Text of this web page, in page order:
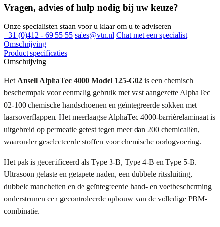
Vragen, advies of hulp nodig bij uw keuze?
Onze specialisten staan voor u klaar om u te adviseren
+31 (0)412 - 69 55 55 sales@vtn.nl Chat met een specialist
Omschrijving
Product specificaties
Omschrijving
Het Ansell AlphaTec 4000 Model 125-G02 is een chemisch
beschermpak voor eenmalig gebruik met vast aangezette AlphaTec
02-100 chemische handschoenen en geïntegreerde sokken met
laarsoverflappen. Het meerlaagse AlphaTec 4000-barrièrelaminaat is
uitgebreid op permeatie getest tegen meer dan 200 chemicaliën,
waaronder geselecteerde stoffen voor chemische oorlogvoering.
Het pak is gecertificeerd als Type 3-B, Type 4-B en Type 5-B.
Ultrasoon gelaste en getapete naden, een dubbele ritssluiting,
dubbele manchetten en de geïntegreerde hand- en voetbescherming
ondersteunen een gecontroleerde opbouw van de volledige PBM-
combinatie.